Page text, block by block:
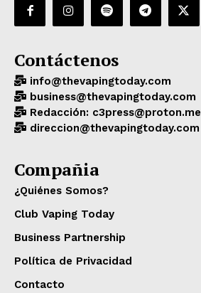
Contáctenos
info@thevapingtoday.com
business@thevapingtoday.com
Redacción: c3press@proton.me
direccion@thevapingtoday.com
Compañia
¿Quiénes Somos?
Club Vaping Today
Business Partnership
Política de Privacidad
Contacto